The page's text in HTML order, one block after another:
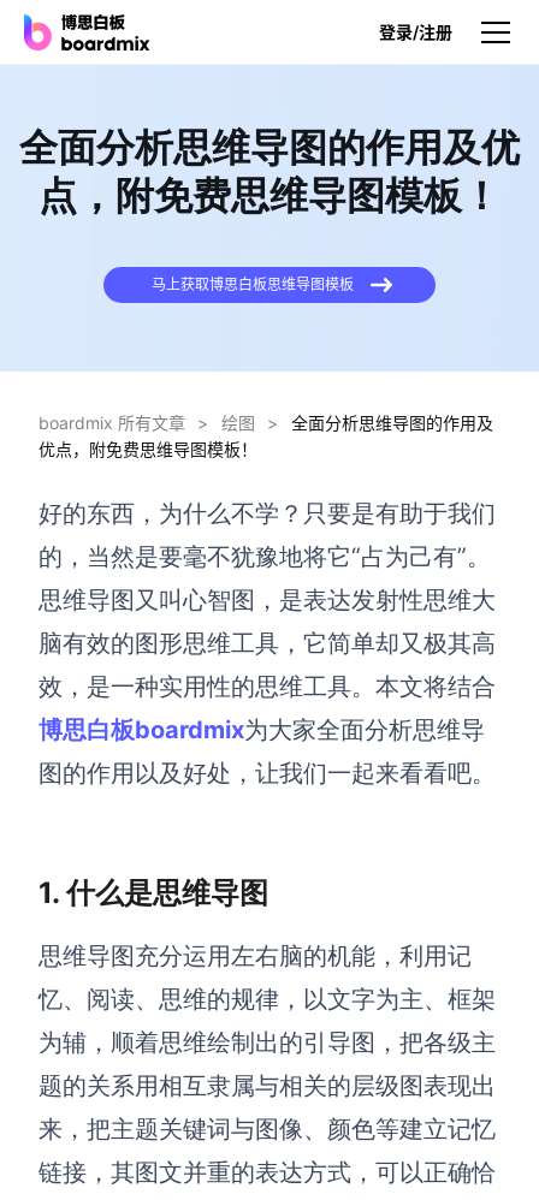
登录/注册
产品
博思白板
博思白板SDK
博思白板离线版
博思设计
一体化产品设计工具
AI生成PPT，支持在线编辑
资源与下载
向团队介绍
客户端、插件
解决方案
高效协作
全面分析思维导图的作用及优
点，附免费思维导图模板！
马上获取博思白板思维导图模板
boardmix 所有文章 > 绘图 >
全面分析思维导图的作用及
优点，附免费思维导图模板！
好的东西，为什么不学？只要是有助于我们
的，当然是要毫不犹豫地将它“占为己有”。
思维导图又叫心智图，是表达发射性思维大
脑有效的图形思维工具，它简单却又极其高
效，是一种实用性的思维工具。本文将结合
博思白板boardmix为大家全面分析思维导
图的作用以及好处，让我们一起来看看吧。
1.什么是思维导图
思维导图充分运用左右脑的机能，利用记
忆、阅读、思维的规律，以文字为主、框架
为辅，顺着思维绘制出的引导图，把各级主
题的关系用相互隶属与相关的层级图表现出
来，把主题关键词与图像、颜色等建立记忆
链接，其图文并重的表达方式，可以正确恰